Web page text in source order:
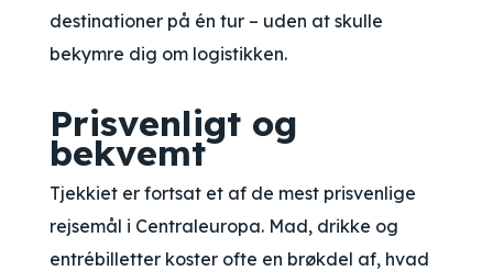
destinationer på én tur – uden at skulle
bekymre dig om logistikken.
Prisvenligt og
bekvemt
Tjekkiet er fortsat et af de mest prisvenlige
rejsemål i Centraleuropa. Mad, drikke og
entrébilletter koster ofte en brøkdel af, hvad